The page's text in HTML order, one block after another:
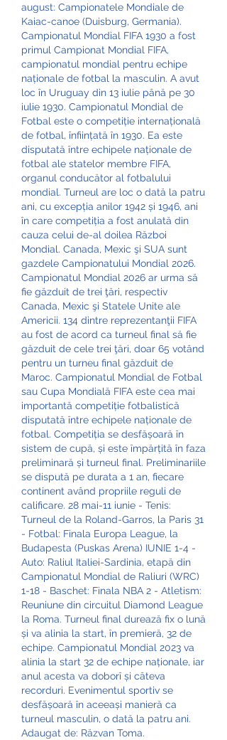
august: Campionatele Mondiale de
Kaiac-canoe (Duisburg, Germania).
Campionatul Mondial FIFA 1930 a fost
primul Campionat Mondial FIFA,
campionatul mondial pentru echipe
naționale de fotbal la masculin. A avut
loc în Uruguay din 13 iulie până pe 30
iulie 1930. Campionatul Mondial de
Fotbal este o competiție internațională
de fotbal, înființată în 1930. Ea este
disputată între echipele naționale de
fotbal ale statelor membre FIFA,
organul conducător al fotbalului
mondial. Turneul are loc o dată la patru
ani, cu excepția anilor 1942 și 1946, ani
în care competiția a fost anulată din
cauza celui de-al doilea Război
Mondial. Canada, Mexic şi SUA sunt
gazdele Campionatului Mondial 2026.
Campionatul Mondial 2026 ar urma să
fie găzduit de trei ţări, respectiv
Canada, Mexic şi Statele Unite ale
Americii. 134 dintre reprezentanţii FIFA
au fost de acord ca turneul final să fie
găzduit de cele trei ţări, doar 65 votând
pentru un turneu final găzduit de
Maroc. Campionatul Mondial de Fotbal
sau Cupa Mondială FIFA este cea mai
importantă competiție fotbalistică
disputată între echipele naționale de
fotbal. Competiția se desfășoară în
sistem de cupă, și este împărțită în faza
preliminară și turneul final. Preliminariile
se dispută pe durata a 1 an, fiecare
continent având propriile reguli de
calificare. 28 mai-11 iunie - Tenis:
Turneul de la Roland-Garros, la Paris 31
- Fotbal: Finala Europa League, la
Budapesta (Puskas Arena) IUNIE 1-4 -
Auto: Raliul Italiei-Sardinia, etapă din
Campionatul Mondial de Raliuri (WRC)
1-18 - Baschet: Finala NBA 2 - Atletism:
Reuniune din circuitul Diamond League
la Roma. Turneul final durează fix o lună
și va alinia la start, în premieră, 32 de
echipe. Campionatul Mondial 2023 va
alinia la start 32 de echipe naționale, iar
anul acesta va doborî și câteva
recorduri. Evenimentul sportiv se
desfășoară în aceeași manieră ca
turneul masculin, o dată la patru ani.
Adaugat de: Răzvan Toma.